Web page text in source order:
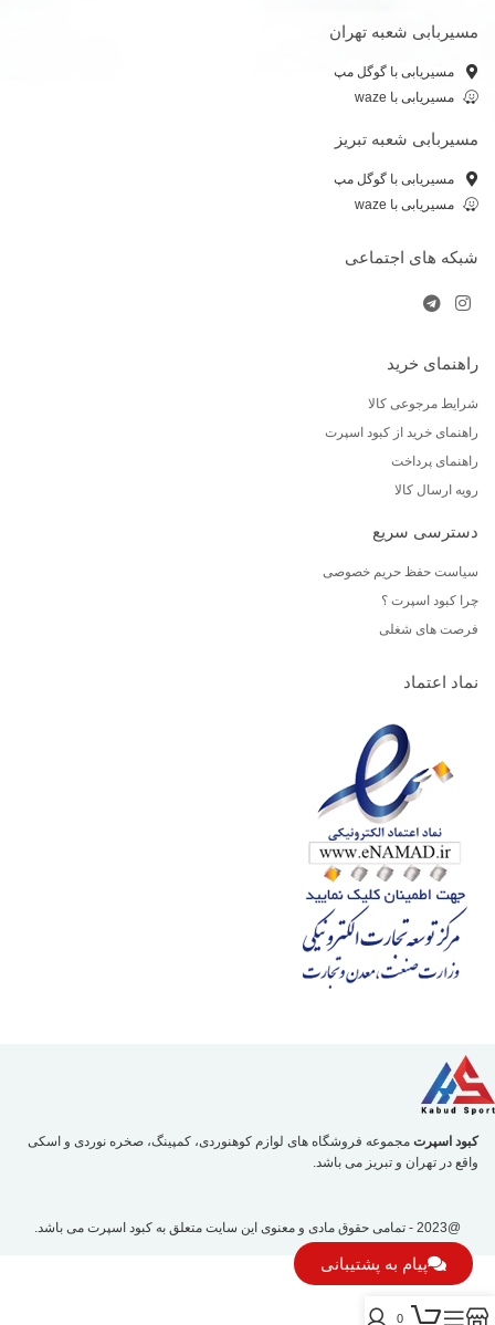
مسیربابی شعبه تهران
مسیریابی با گوگل مپ
مسیریابی با waze
مسیربابی شعبه تبریز
مسیریابی با گوگل مپ
مسیریابی با waze
شبکه های اجتماعی
راهنمای خرید
شرایط مرجوعی کالا
راهنمای خرید از کبود اسپرت
راهنمای پرداخت
رویه ارسال کالا
دسترسی سریع
سیاست حفظ حریم خصوصی
چرا کبود اسپرت ؟
فرصت های شغلی
نماد اعتماد
کبود اسپرت مجموعه فروشگاه های لوازم کوهنوردی، کمپینگ، صخره نوردی و اسکی
واقع در تهران و تبریز می باشد.
@2023 - تمامی حقوق مادی و معنوی این سایت متعلق به کبود اسپرت می باشد.
پیام به پشتیبانی
0